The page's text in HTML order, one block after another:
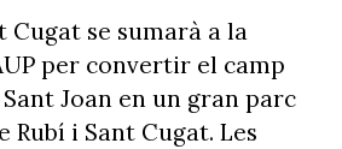
Cugat se sumarà a la
per convertir el camp
Joan en un gran parc
i Sant Cugat. Les